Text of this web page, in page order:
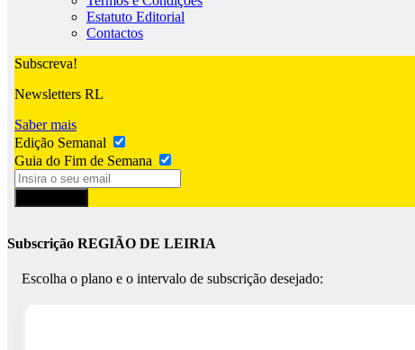
Estatuto Editorial
Contactos
Subscreva!
Newsletters RL
Saber mais
Edição Semanal
Guia do Fim de Semana
Subscrição REGIÃO DE LEIRIA
Escolha o plano e o intervalo de subscrição desejado: